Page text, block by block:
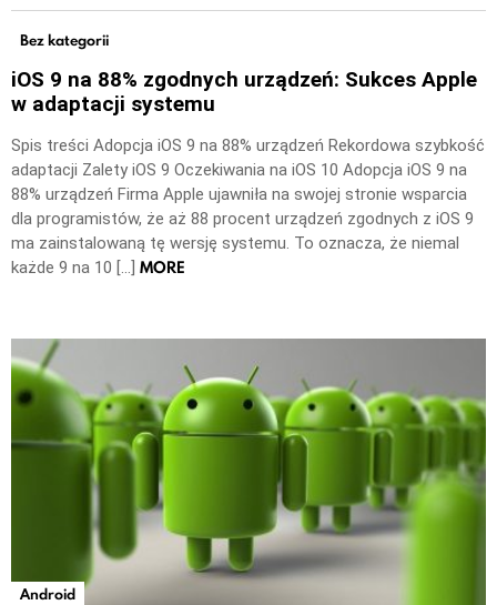
Bez kategorii
iOS 9 na 88% zgodnych urządzeń: Sukces Apple
w adaptacji systemu
Spis treści Adopcja iOS 9 na 88% urządzeń Rekordowa szybkość
adaptacji Zalety iOS 9 Oczekiwania na iOS 10 Adopcja iOS 9 na
88% urządzeń Firma Apple ujawniła na swojej stronie wsparcia
dla programistów, że aż 88 procent urządzeń zgodnych z iOS 9
ma zainstalowaną tę wersję systemu. To oznacza, że niemal
każde 9 na 10 […] MORE
Android